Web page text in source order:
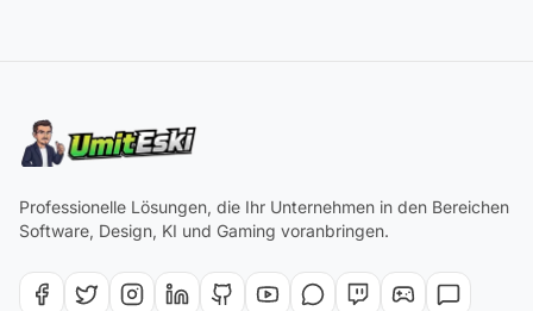
Professionelle Lösungen, die Ihr Unternehmen in den Bereichen
Software, Design, KI und Gaming voranbringen.